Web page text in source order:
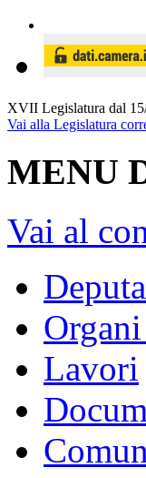
XVII Legislatura dal
Vai alla Legislatura
MENU
Vai al
Lavori